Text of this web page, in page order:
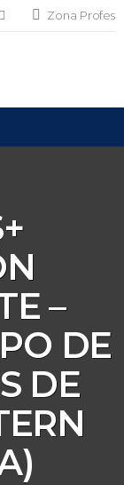
Zona Profes
–
DE
DE